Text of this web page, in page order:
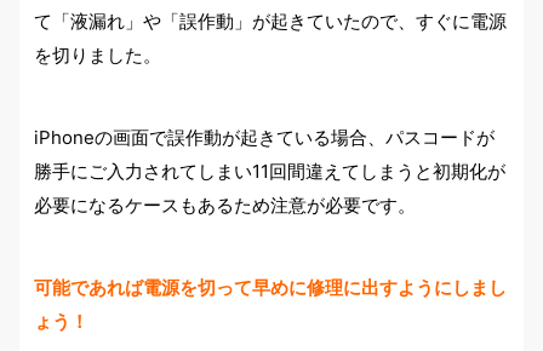
て「液漏れ」や「誤作動」が起きていたので、すぐに電源
を切りました。
iPhoneの画面で誤作動が起きている場合、パスコードが
勝手にご入力されてしまい11回間違えてしまうと初期化が
必要になるケースもあるため注意が必要です。
可能であれば電源を切って早めに修理に出すようにしまし
ょう！